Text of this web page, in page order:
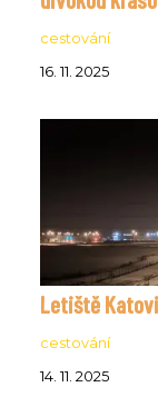
cestování
16. 11. 2025
Letiště
cestování
14. 11. 2025